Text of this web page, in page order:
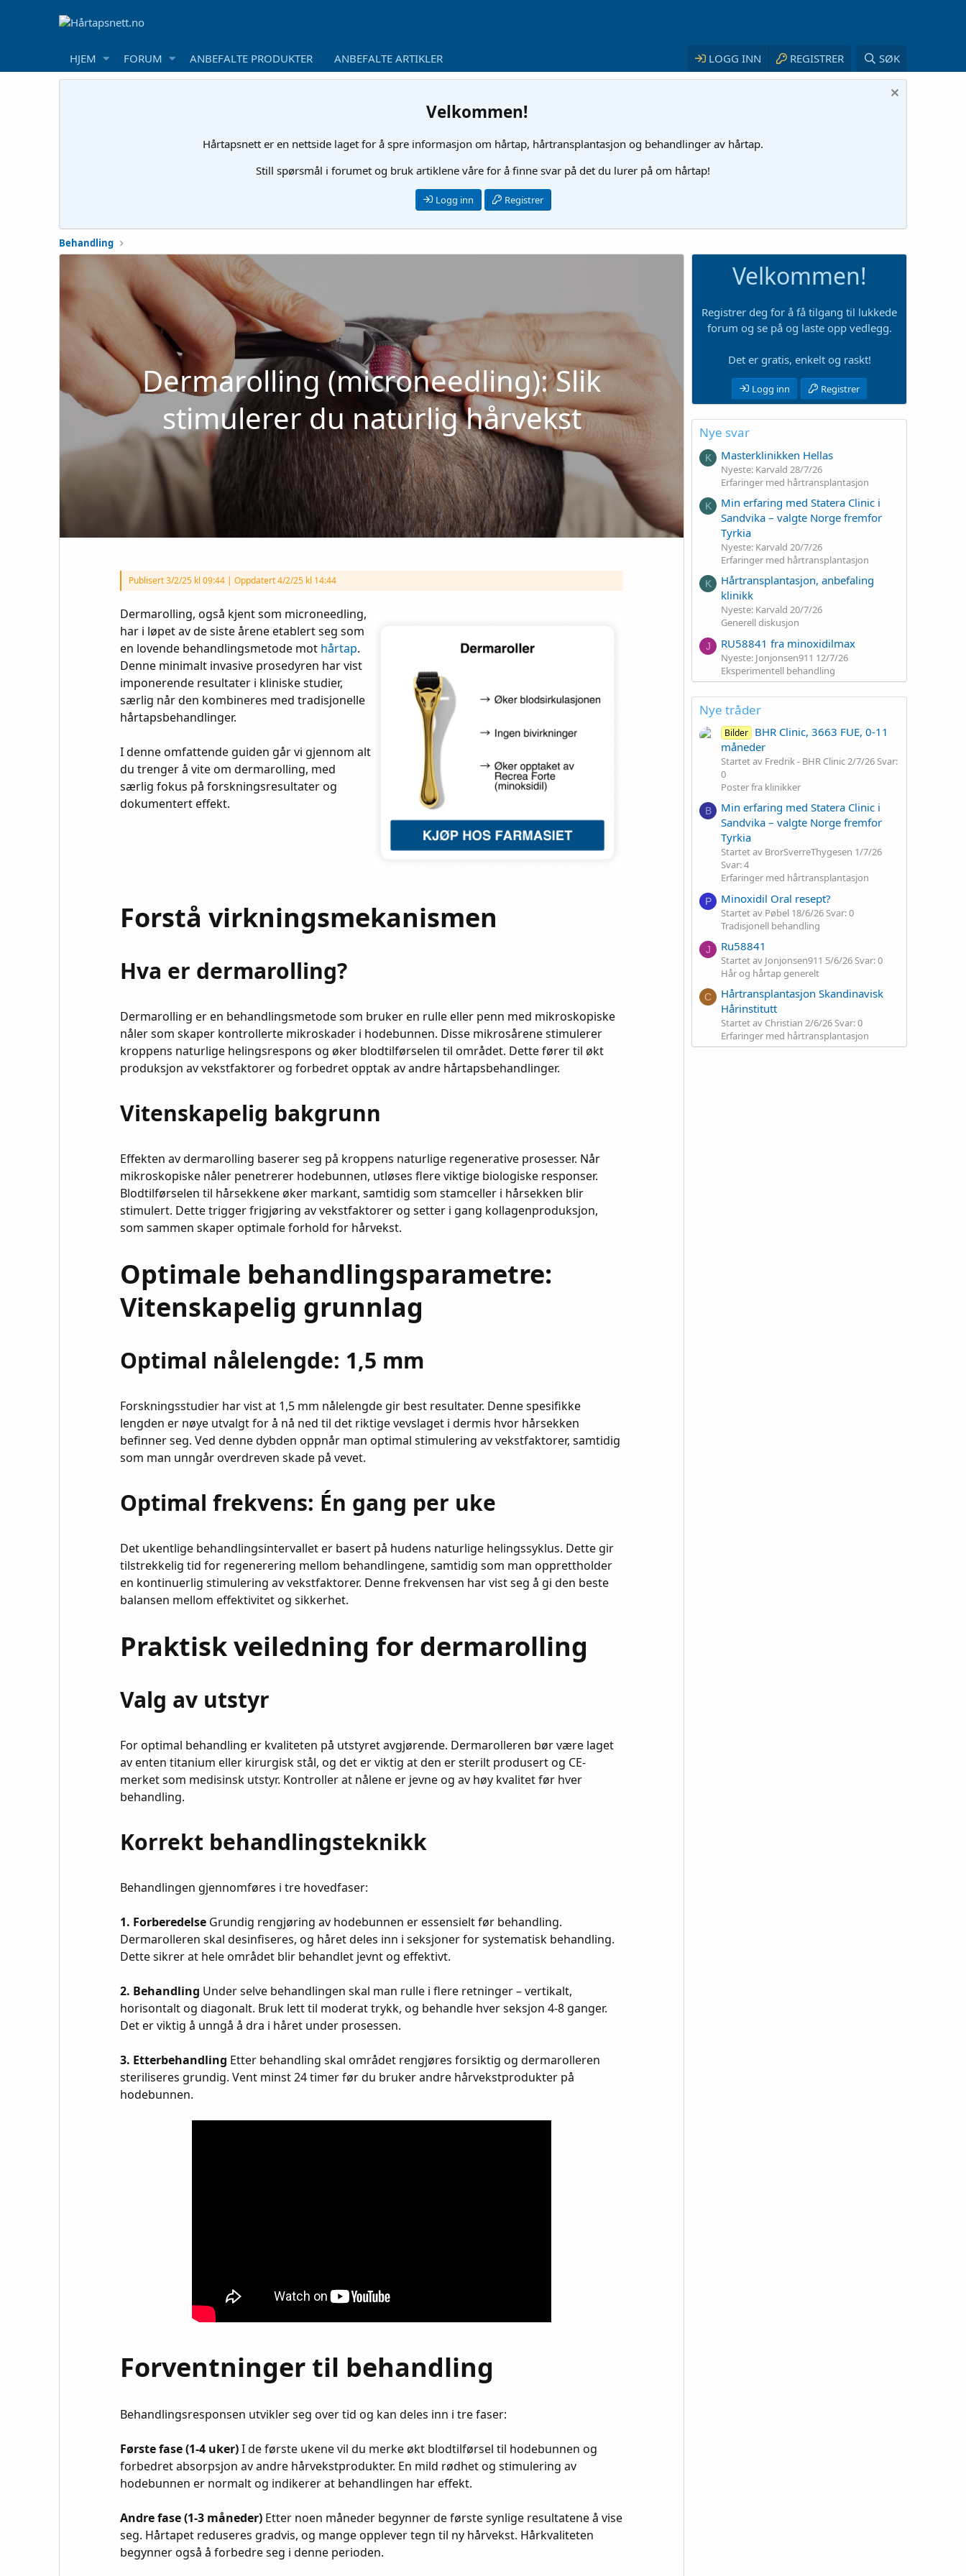
HJEM FORUM ANBEFALTE PRODUKTER ANBEFALTE ARTIKLER LOGG INN REGISTRER SØK
Velkommen!
Hårtapsnett er en nettside laget for å spre informasjon om hårtap, hårtransplantasjon og behandlinger av hårtap.
Still spørsmål i forumet og bruk artiklene våre for å finne svar på det du lurer på om hårtap!
Logg inn Registrer
Behandling
Dermarolling (microneedling): Slik
stimulerer du naturlig hårvekst
Publisert3/2/25 kl 09:44 | Oppdatert 4/2/25 kl 14:44
Dermarolling, også kjent som microneedling,
har i løpet av de siste årene etablert seg som
en lovende behandlingsmetode mot hårtap.
Denne minimalt invasive prosedyren har vist
imponerende resultater i kliniske studier,
særlig når den kombineres med tradisjonelle
hårtapsbehandlinger.
I denne omfattende guiden går vi gjennom alt
du trenger å vite om dermarolling, med
særlig fokus på forskningsresultater og
dokumentert effekt.
Forstå virkningsmekanismen
Hva er dermarolling?
Dermarolling er en behandlingsmetode som bruker en rulle eller penn med mikroskopiske
nåler som skaper kontrollerte mikroskader i hodebunnen. Disse mikrosårene stimulerer
kroppens naturlige helingsrespons og øker blodtilførselen til området. Dette fører til økt
produksjon av vekstfaktorer og forbedret opptak av andre hårtapsbehandlinger.
Vitenskapelig bakgrunn
Effekten av dermarolling baserer seg på kroppens naturlige regenerative prosesser. Når
mikroskopiske nåler penetrerer hodebunnen, utløses flere viktige biologiske responser.
Blodtilførselen til hårsekkene øker markant, samtidig som stamceller i hårsekken blir
stimulert. Dette trigger frigjøring av vekstfaktorer og setter i gang kollagenproduksjon,
som sammen skaper optimale forhold for hårvekst.
Optimale behandlingsparametre:
Vitenskapelig grunnlag
Optimal nålelengde: 1,5 mm
Forskningsstudier har vist at 1,5 mm nålelengde gir best resultater. Denne spesifikke
lengden er nøye utvalgt for å nå ned til det riktige vevslaget i dermis hvor hårsekken
befinner seg. Ved denne dybden oppnår man optimal stimulering av vekstfaktorer, samtidig
som man unngår overdreven skade på vevet.
Optimal frekvens: Én gang per uke
Det ukentlige behandlingsintervallet er basert på hudens naturlige helingssyklus. Dette gir
tilstrekkelig tid for regenerering mellom behandlingene, samtidig som man opprettholder
en kontinuerlig stimulering av vekstfaktorer. Denne frekvensen har vist seg å gi den beste
balansen mellom effektivitet og sikkerhet.
Praktisk veiledning for dermarolling
Valg av utstyr
For optimal behandling er kvaliteten på utstyret avgjørende. Dermarolleren bør være laget
av enten titanium eller kirurgisk stål, og det er viktig at den er sterilt produsert og CE-
merket som medisinsk utstyr. Kontroller at nålene er jevne og av høy kvalitet før hver
behandling.
Korrekt behandlingsteknikk
Behandlingen gjennomføres i tre hovedfaser:
1. Forberedelse Grundig rengjøring av hodebunnen er essensielt før behandling.
Dermarolleren skal desinfiseres, og håret deles inn i seksjoner for systematisk behandling.
Dette sikrer at hele området blir behandlet jevnt og effektivt.
2. Behandling Under selve behandlingen skal man rulle i flere retninger – vertikalt,
horisontalt og diagonalt. Bruk lett til moderat trykk, og behandle hver seksjon 4-8 ganger.
Det er viktig å unngå å dra i håret under prosessen.
3. Etterbehandling Etter behandling skal området rengjøres forsiktig og dermarolleren
steriliseres grundig. Vent minst 24 timer før du bruker andre hårvekstprodukter på
hodebunnen.
Forventninger til behandling
Behandlingsresponsen utvikler seg over tid og kan deles inn i tre faser:
Første fase (1-4 uker)I de første ukene vil du merke økt blodtilførsel til hodebunnen og
forbedret absorpsjon av andre hårvekstprodukter. En mild rødhet og stimulering av
hodebunnen er normalt og indikerer at behandlingen har effekt.
Andre fase (1-3 måneder) Etter noen måneder begynner de første synlige resultatene å vise
seg. Hårtapet reduseres gradvis, og mange opplever tegn til ny hårvekst. Hårkvaliteten
begynner også å forbedre seg i denne perioden.
Velkommen!
Registrer deg for å få tilgang til lukkede
forum og se på og laste opp vedlegg.
Det er gratis, enkelt og raskt!
Logg inn Registrer
Nye svar
K Masterklinikken Hellas
Nyeste: Karvald 28/7/26
Erfaringer med hårtransplantasjon
K
Min erfaring med Statera Clinic i
Sandvika – valgte Norge fremfor
Tyrkia
Nyeste: Karvald 20/7/26
Erfaringer med hårtransplantasjon
K
Hårtransplantasjon, anbefaling
klinikk
Nyeste: Karvald 20/7/26
Generell diskusjon
J RU58841 fra minoxidilmax
Nyeste: Jonjonsen911 12/7/26
Eksperimentell behandling
Nye tråder
Bilder BHR Clinic, 3663 FUE, 0-11
måneder
Startet av Fredrik - BHR Clinic2/7/26Svar:
0
Poster fra klinikker
B
Min erfaring med Statera Clinic i
Sandvika – valgte Norge fremfor
Tyrkia
Startet av BrorSverreThygesen 1/7/26
Svar: 4
Erfaringer med hårtransplantasjon
P Minoxidil Oral resept?
Startet av Pøbel 18/6/26 Svar: 0
Tradisjonell behandling
J Ru58841
Startet av Jonjonsen911 5/6/26Svar: 0
Hår og hårtap generelt
C
Hårtransplantasjon Skandinavisk
Hårinstitutt
Startet av Christian 2/6/26Svar: 0
Erfaringer med hårtransplantasjon